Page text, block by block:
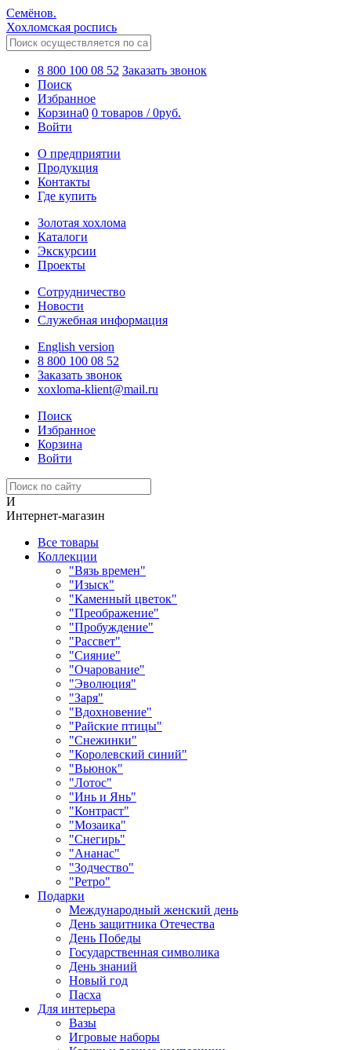
Семёнов.
Хохломская роспись
8 800 100 08 52 Заказать звонок
Поиск
Избранное
Корзина0 0 товаров /0руб.
Войти
О предприятии
Продукция
Контакты
Где купить
Золотая хохлома
Каталоги
Экскурсии
Проекты
Сотрудничество
Новости
Служебная информация
English version
8 800 100 08 52
Заказать звонок
xoxloma-klient@mail.ru
Поиск
Избранное
Корзина
Войти
И
Интернет-магазин
Все товары
Коллекции
"Вязь времен"
"Изыск"
"Каменный цветок"
"Преображение"
"Пробуждение"
"Рассвет"
"Сияние"
"Очарование"
"Эволюция"
"Заря"
"Вдохновение"
"Райские птицы"
"Снежинки"
"Королевский синий"
"Вьюнок"
"Лотос"
"Инь и Янь"
"Контраст"
"Мозаика"
"Снегирь"
"Ананас"
"Зодчество"
"Ретро"
Подарки
Международный женский день
День защитника Отечества
День Победы
Государственная символика
День знаний
Новый год
Пасха
Для интерьера
Вазы
Игровые наборы